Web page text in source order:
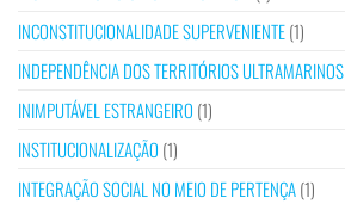
INCONSTITUCIONALIDADE SUPERVENIENTE(1)
INDEPENDÊNCIA DOS TERRITÓRIOS ULTRAMARINOS
INIMPUTÁVEL ESTRANGEIRO (1)
INSTITUCIONALIZAÇÃO (1)
INTEGRAÇÃO SOCIAL NO MEIO DE PERTENÇA(1)